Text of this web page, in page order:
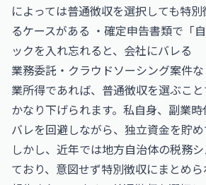
によっては普通徴収を選択しても特
るケースがある ・確定申告書類で「
ックを入れ忘れると、会社にバレる
業務委託・クラウドソーシング案件
業所得であれば、普通徴収を選ぶこ
かなり下げられます。私自身、副業
バレを回避しながら、独立資金を貯め
しかし、近年では地方自治体の税務
ており、意図せず特別徴収にまとめ